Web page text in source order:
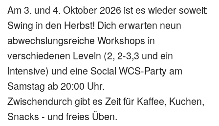
Am 3. und 4. Oktober 2026 ist es wieder soweit:
Swing in den Herbst! Dich erwarten neun
abwechslungsreiche Workshops in
verschiedenen Leveln (2, 2-3,3 und ein
Intensive) und eine Social WCS-Party am
Samstag ab 20:00 Uhr.
Zwischendurch gibt es Zeit für Kaffee, Kuchen,
Snacks - und freies Üben.